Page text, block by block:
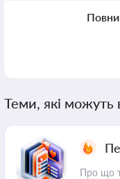
Теми, які можуть
Про що